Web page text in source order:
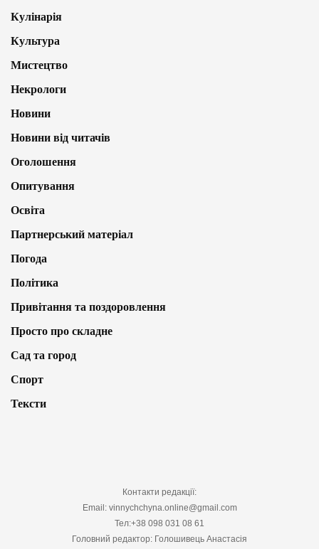
Кулінарія
Культура
Мистецтво
Некрологи
Новини
Новини від читачів
Оголошення
Опитування
Освіта
Партнерський матеріал
Погода
Політика
Привітання та поздоровлення
Просто про складне
Сад та город
Спорт
Тексти
Контакти редакції:
Email: vinnychchyna.online@gmail.com
Тел:+38 098 031 08 61
Головний редактор: Голошивець Анастасія